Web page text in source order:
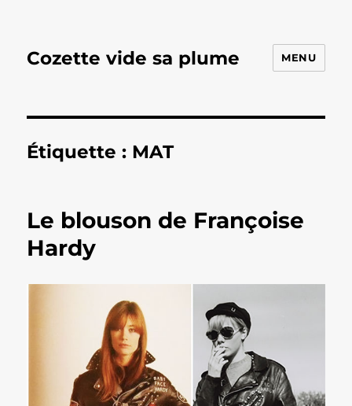
Cozette vide sa plume MENU
Étiquette : MAT
Le blouson de Françoise
Hardy